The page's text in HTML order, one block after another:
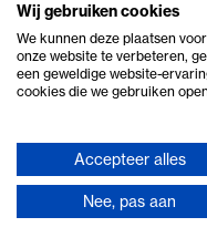
Koeienhuid
Wij gebruiken cookies
We kunnen deze plaatsen
onze website te verbeteren,
een geweldige website-
cookies die we gebruiken
Accepteer alles
Nee, pas aan